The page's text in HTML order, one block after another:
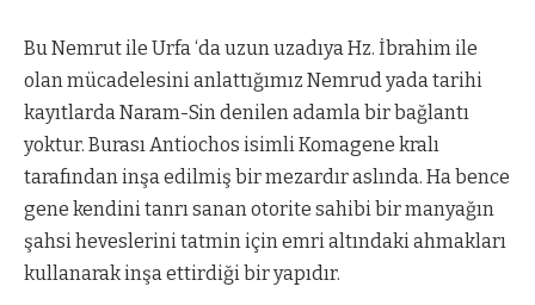
Bu Nemrut ile Urfa ‘da uzun uzadıya Hz. İbrahim ile
olan mücadelesini anlattığımız Nemrud yada tarihi
kayıtlarda Naram-Sin denilen adamla bir bağlantı
yoktur. Burası Antiochos isimli Komagene kralı
tarafından inşa edilmiş bir mezardır aslında. Ha bence
gene kendini tanrı sanan otorite sahibi bir manyağın
şahsi heveslerini tatmin için emri altındaki ahmakları
kullanarak inşa ettirdiği bir yapıdır.